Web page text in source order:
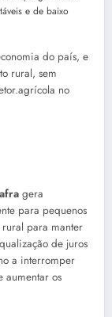
e de baixo
do país, e
rural, sem
no
gera
para pequenos
para manter
de juros
a interromper
aumentar os